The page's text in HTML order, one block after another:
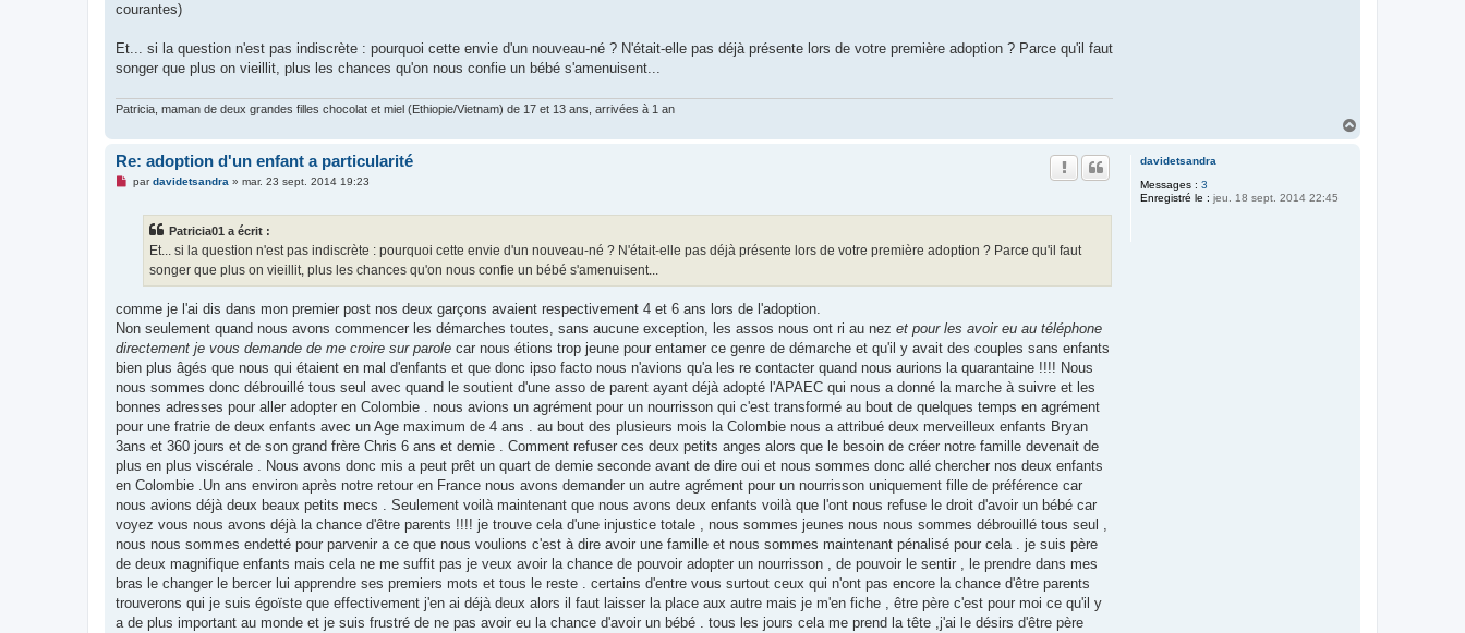
courantes)
Et... si la question n'est pas indiscrète : pourquoi cette envie d'un nouveau-né ? N'était-elle pas déjà présente lors de votre première adoption ? Parce qu'il faut
songer que plus on vieillit, plus les chances qu'on nous confie un bébé s'amenuisent...
Patricia, maman de deux grandes filles chocolat et miel (Ethiopie/Vietnam) de 17 et 13 ans, arrivées à 1 an
davidetsandra
Messages : 3
Enregistré le : jeu. 18 sept. 2014 22:45
Re: adoption d'un enfant a particularité
M
l
u
pardavidetsandra» mar. 23 sept. 2014 19:23
Patricia01 a écrit :
Et... si la question n'est pas indiscrète : pourquoi cette envie d'un nouveau-né ? N'était-elle pas déjà présente lors de votre première adoption ? Parce qu'il faut
songer que plus on vieillit, plus les chances qu'on nous confie un bébé s'amenuisent...
comme je l'ai dis dans mon premier post nos deux garçons avaient respectivement 4 et 6 ans lors de l'adoption.
Non seulement quand nous avons commencer les démarches toutes, sans aucune exception, les assos nous ont ri au nez et pour les avoir eu au téléphone
directement je vous demande de me croire sur parole car nous étions trop jeune pour entamer ce genre de démarche et qu'il y avait des couples sans enfants
bien plus âgés que nous qui étaient en mal d'enfants et que donc ipso facto nous n'avions qu'a les re contacter quand nous aurions la quarantaine !!!! Nous
nous sommes donc débrouillé tous seul avec quand le soutient d'une asso de parent ayant déjà adopté l'APAEC qui nous a donné la marche à suivre et les
bonnes adresses pour aller adopter en Colombie . nous avions un agrément pour un nourrisson qui c'est transformé au bout de quelques temps en agrément
pour une fratrie de deux enfants avec un Age maximum de 4 ans . au bout des plusieurs mois la Colombie nous a attribué deux merveilleux enfants Bryan
3ans et 360 jours et de son grand frère Chris 6 ans et demie . Comment refuser ces deux petits anges alors que le besoin de créer notre famille devenait de
plus en plus viscérale . Nous avons donc mis a peut prêt un quart de demie seconde avant de dire oui et nous sommes donc allé chercher nos deux enfants
en Colombie .Un ans environ après notre retour en France nous avons demander un autre agrément pour un nourrisson uniquement fille de préférence car
nous avions déjà deux beaux petits mecs . Seulement voilà maintenant que nous avons deux enfants voilà que l'ont nous refuse le droit d'avoir un bébé car
voyez vous nous avons déjà la chance d'être parents !!!! je trouve cela d'une injustice totale , nous sommes jeunes nous nous sommes débrouillé tous seul ,
nous nous sommes endetté pour parvenir a ce que nous voulions c'est à dire avoir une famille et nous sommes maintenant pénalisé pour cela . je suis père
de deux magnifique enfants mais cela ne me suffit pas je veux avoir la chance de pouvoir adopter un nourrisson , de pouvoir le sentir , le prendre dans mes
bras le changer le bercer lui apprendre ses premiers mots et tous le reste . certains d'entre vous surtout ceux qui n'ont pas encore la chance d'être parents
trouverons qui je suis égoïste que effectivement j'en ai déjà deux alors il faut laisser la place aux autre mais je m'en fiche , être père c'est pour moi ce qu'il y
a de plus important au monde et je suis frustré de ne pas avoir eu la chance d'avoir un bébé . tous les jours cela me prend la tête ,j'ai le désirs d'être père